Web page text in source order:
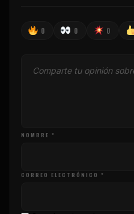
0 0 0
NOMBRE *
CORREO ELECTRÓNICO *